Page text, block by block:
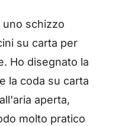
uno schizzo
su carta per
Ho disegnato la
la coda su carta
aperta,
molto pratico